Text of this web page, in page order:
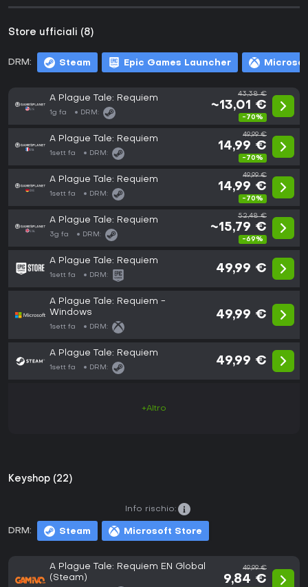
Store ufficiali (8)
DRM: Steam Epic Games Launcher
A Plague Tale: Requiem
1g fa DRM:
43,38 €
~13,01 €
-70%
A Plague Tale: Requiem
1sett fa DRM:
49,99 €
14,99 €
-70%
A Plague Tale: Requiem
1sett fa DRM:
49,99 €
14,99 €
-70%
A Plague Tale: Requiem
3g fa DRM:
52,48 €
~15,79 €
-69%
A Plague Tale: Requiem
1sett fa DRM:
49,99 €
A Plague Tale: Requiem -
Windows
1sett fa DRM:
49,99 €
A Plague Tale: Requiem
1sett fa DRM:
49,99 €
+Altro
Keyshop (22)
DRM: Steam Microsoft Store
Info rischio:
A Plague Tale: Requiem EN Global
(Steam)
49,99 €
9,84 €